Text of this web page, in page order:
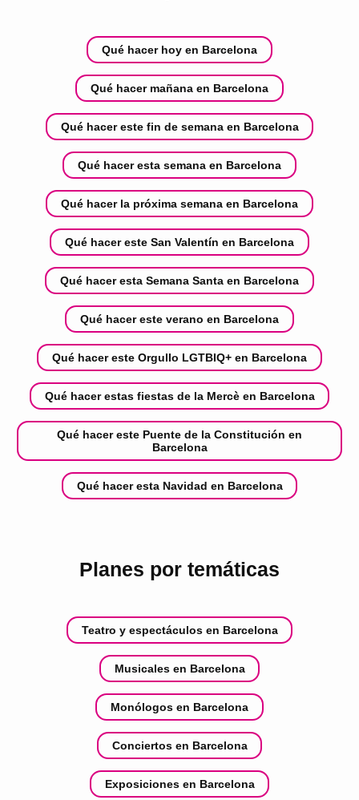
Qué hacer hoy en Barcelona
Qué hacer mañana en Barcelona
Qué hacer este fin de semana en Barcelona
Qué hacer esta semana en Barcelona
Qué hacer la próxima semana en Barcelona
Qué hacer este San Valentín en Barcelona
Qué hacer esta Semana Santa en Barcelona
Qué hacer este verano en Barcelona
Qué hacer este Orgullo LGTBIQ+ en Barcelona
Qué hacer estas fiestas de la Mercè en Barcelona
Qué hacer este Puente de la Constitución en
Barcelona
Qué hacer esta Navidad en Barcelona
Planes por temáticas
Teatro y espectáculos en Barcelona
Musicales en Barcelona
Monólogos en Barcelona
Conciertos en Barcelona
Exposiciones en Barcelona